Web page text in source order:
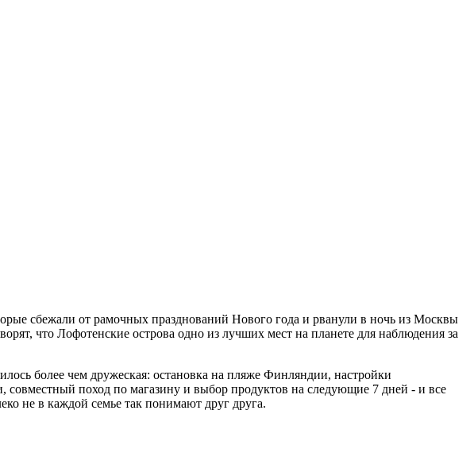
сбежали от рамочных празднований Нового года и рванули в ночь из Москвы
что Лофотенские острова одно из лучших мест на планете для наблюдения за
более чем дружеская: остановка на пляже Финляндии, настройки
поход по магазину и выбор продуктов на следующие 7 дней - и все
не в каждой семье так понимают друг друга.